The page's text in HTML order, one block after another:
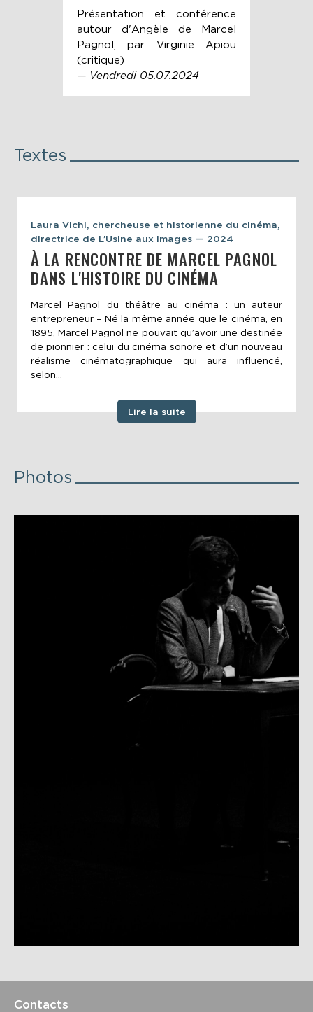
Présentation et conférence
autour d'Angèle de Marcel
Pagnol, par Virginie Apiou
(critique)
— Vendredi 05.07.2024
Textes
Laura Vichi, chercheuse et historienne du cinéma,
directrice de L’Usine aux Images — 2024
À LA RENCONTRE DE MARCEL PAGNOL
DANS L'HISTOIRE DU CINÉMA
Marcel Pagnol du théâtre au cinéma : un auteur
entrepreneur – Né la même année que le cinéma, en
1895, Marcel Pagnol ne pouvait qu’avoir une destinée
de pionnier : celui du cinéma sonore et d’un nouveau
réalisme cinématographique qui aura influencé,
selon...
Lire la suite
Photos
Contacts